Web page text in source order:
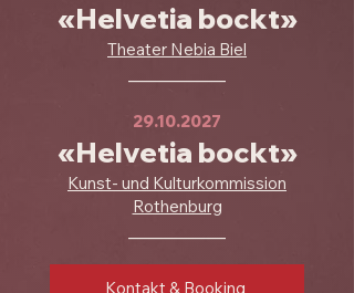
«Helvetia bockt»
Theater Nebia Biel
29.10.2027
«Helvetia bockt»
Kunst- und Kulturkommission
Rothenburg
Kontakt & Booking